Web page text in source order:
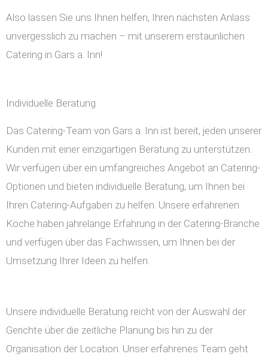
Also lassen Sie uns Ihnen helfen, Ihren nächsten Anlass
unvergesslich zu machen – mit unserem erstaunlichen
Catering in Gars a. Inn!
Individuelle Beratung
Das Catering-Team von Gars a. Inn ist bereit, jeden unserer
Kunden mit einer einzigartigen Beratung zu unterstützen.
Wir verfügen über ein umfangreiches Angebot an Catering-
Optionen und bieten individuelle Beratung, um Ihnen bei
Ihren Catering-Aufgaben zu helfen. Unsere erfahrenen
Köche haben jahrelange Erfahrung in der Catering-Branche
und verfügen über das Fachwissen, um Ihnen bei der
Umsetzung Ihrer Ideen zu helfen.
Unsere individuelle Beratung reicht von der Auswahl der
Gerichte über die zeitliche Planung bis hin zu der
Organisation der Location. Unser erfahrenes Team geht